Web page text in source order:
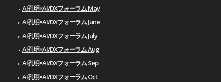
AI孔明×AI/DXフォーラム May
AI孔明×AI/DXフォーラム June
AI孔明×AI/DXフォーラム July
AI孔明×AI/DXフォーラム Aug
AI孔明×AI/DXフォーラム Sep
AI孔明×AI/DXフォーラム Oct